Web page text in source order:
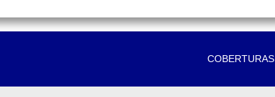
COBERTURAS